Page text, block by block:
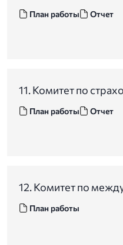
План работы Отчет
11. Комитет по
План работы Отчет
12. Комитет по
План работы